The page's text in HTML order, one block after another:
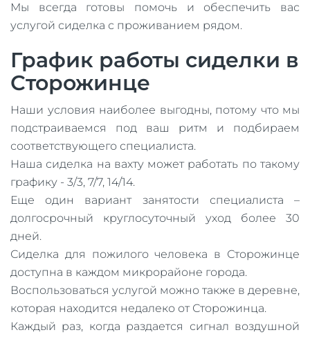
Мы всегда готовы помочь и обеспечить вас
услугой сиделка с проживанием рядом.
График работы сиделки в
Сторожинце
Наши условия наиболее выгодны, потому что мы
подстраиваемся под ваш ритм и подбираем
соответствующего специалиста.
Наша сиделка на вахту может работать по такому
графику - 3/3, 7/7, 14/14.
Еще один вариант занятости специалиста –
долгосрочный круглосуточный уход более 30
дней.
Сиделка для пожилого человека в Сторожинце
доступна в каждом микрорайоне города.
Воспользоваться услугой можно также в деревне,
которая находится недалеко от Сторожинца.
Каждый раз, когда раздается сигнал воздушной